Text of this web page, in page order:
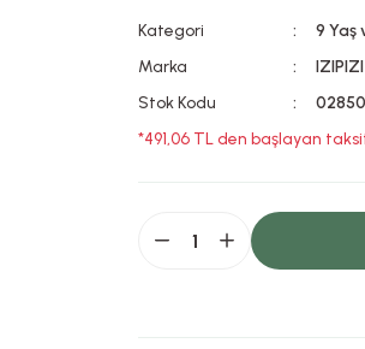
Kategori 9 Yaş
Marka
IZIPIZI
Stok Kodu
02850
*491,06 TL den başlayan